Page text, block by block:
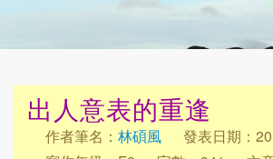
出人意表的重逢
作者筆名： 林碩風
發表日期：